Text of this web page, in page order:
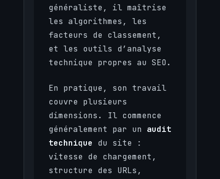
généraliste, il maîtrise
les algorithmes, les
facteurs de classement,
et les outils d’analyse
technique propres au SEO.
En pratique, son travail
couvre plusieurs
dimensions. Il commence
généralement par un audit
technique du site :
vitesse de chargement,
structure des URLs,